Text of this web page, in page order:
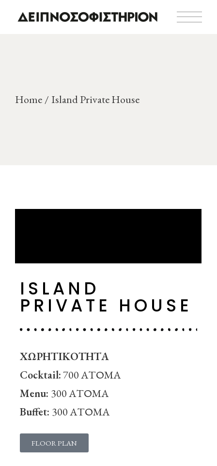
Home Island Private House
ISLAND
PRIVATE HOUSE
ΧΩΡΗΤΙΚΟΤΗΤΑ
Cocktail:700 ΑΤΟΜΑ
Menu: 300 ΑΤΟΜΑ
Buffet: 300 ΑΤΟΜΑ
FLOOR PLAN